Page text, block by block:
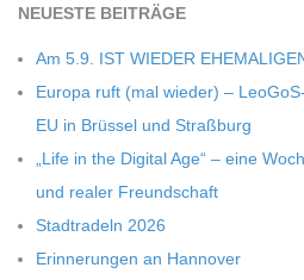
D
T
-
S
NEU­ESTE BEITRÄGE
Am 5.9. IST WIEDER
Europa ruft (mal wie­der) –
EU in Brüs­sel und Straßburg
„Life in the Digi­tal Age“ – eine
und rea­ler Freundschaft
Stadt­ra­deln 2026
Erin­ne­run­gen an Hannover